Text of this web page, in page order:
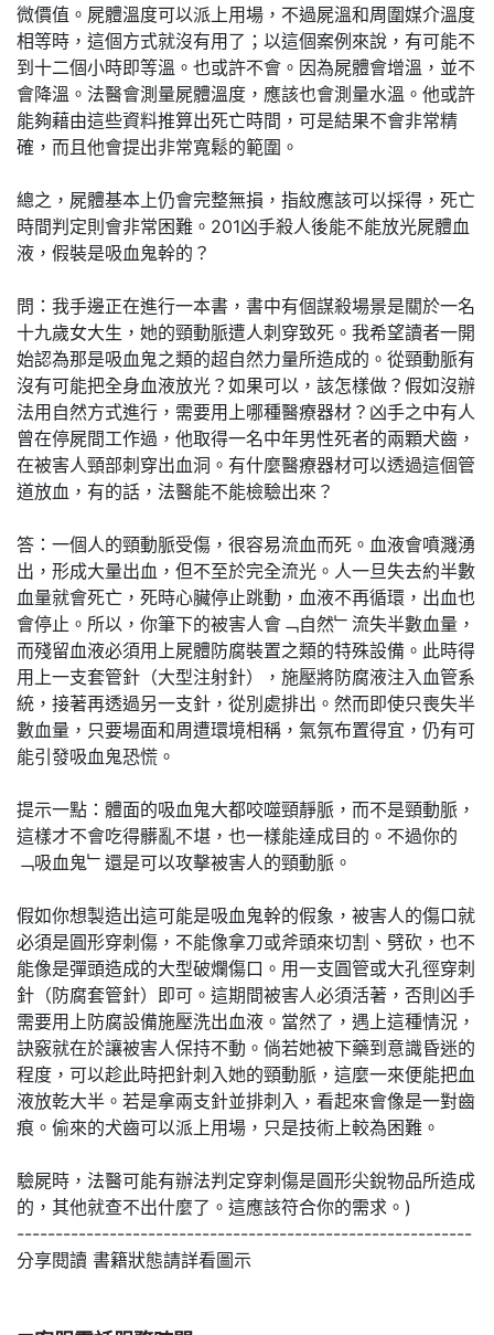
微價值。屍體溫度可以派上用場，不過屍溫和周圍媒介溫度
相等時，這個方式就沒有用了；以這個案例來說，有可能不
到十二個小時即等溫。也或許不會。因為屍體會增溫，並不
會降溫。法醫會測量屍體溫度，應該也會測量水溫。他或許
能夠藉由這些資料推算出死亡時間，可是結果不會非常精
確，而且他會提出非常寬鬆的範圍。
總之，屍體基本上仍會完整無損，指紋應該可以採得，死亡
時間判定則會非常困難。201凶手殺人後能不能放光屍體血
液，假裝是吸血鬼幹的？
問：我手邊正在進行一本書，書中有個謀殺場景是關於一名
十九歲女大生，她的頸動脈遭人刺穿致死。我希望讀者一開
始認為那是吸血鬼之類的超自然力量所造成的。從頸動脈有
沒有可能把全身血液放光？如果可以，該怎樣做？假如沒辦
法用自然方式進行，需要用上哪種醫療器材？凶手之中有人
曾在停屍間工作過，他取得一名中年男性死者的兩顆犬齒，
在被害人頸部刺穿出血洞。有什麼醫療器材可以透過這個管
道放血，有的話，法醫能不能檢驗出來？
答：一個人的頸動脈受傷，很容易流血而死。血液會噴濺湧
出，形成大量出血，但不至於完全流光。人一旦失去約半數
血量就會死亡，死時心臟停止跳動，血液不再循環，出血也
會停止。所以，你筆下的被害人會﹁自然﹂流失半數血量，
而殘留血液必須用上屍體防腐裝置之類的特殊設備。此時得
用上一支套管針（大型注射針），施壓將防腐液注入血管系
統，接著再透過另一支針，從別處排出。然而即使只喪失半
數血量，只要場面和周遭環境相稱，氣氛布置得宜，仍有可
能引發吸血鬼恐慌。
提示一點：體面的吸血鬼大都咬噬頸靜脈，而不是頸動脈，
這樣才不會吃得髒亂不堪，也一樣能達成目的。不過你的
﹁吸血鬼﹂還是可以攻擊被害人的頸動脈。
假如你想製造出這可能是吸血鬼幹的假象，被害人的傷口就
必須是圓形穿刺傷，不能像拿刀或斧頭來切割、劈砍，也不
能像是彈頭造成的大型破爛傷口。用一支圓管或大孔徑穿刺
針（防腐套管針）即可。這期間被害人必須活著，否則凶手
需要用上防腐設備施壓洗出血液。當然了，遇上這種情況，
訣竅就在於讓被害人保持不動。倘若她被下藥到意識昏迷的
程度，可以趁此時把針刺入她的頸動脈，這麼一來便能把血
液放乾大半。若是拿兩支針並排刺入，看起來會像是一對齒
痕。偷來的犬齒可以派上用場，只是技術上較為困難。
驗屍時，法醫可能有辦法判定穿刺傷是圓形尖銳物品所造成
的，其他就查不出什麼了。這應該符合你的需求。)
-----------------------------------------------------------
分享閱讀 書籍狀態請詳看圖示